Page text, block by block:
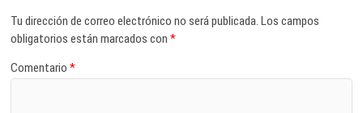
Tu dirección de correo electrónico no será publicada. Los campos
obligatorios están marcados con*
Comentario*